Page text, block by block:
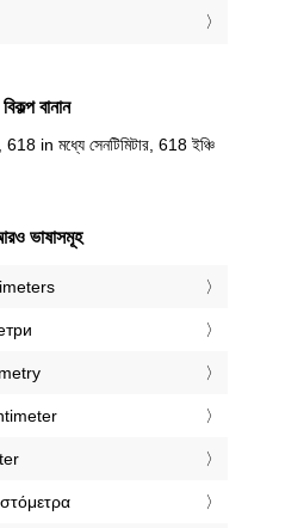
বিকল্প বানান
618 in মধ্যে সেনটিমিটার, 618 ইঞ্চি
ভাষাসমূহ